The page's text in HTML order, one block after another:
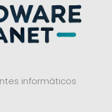
informáticos